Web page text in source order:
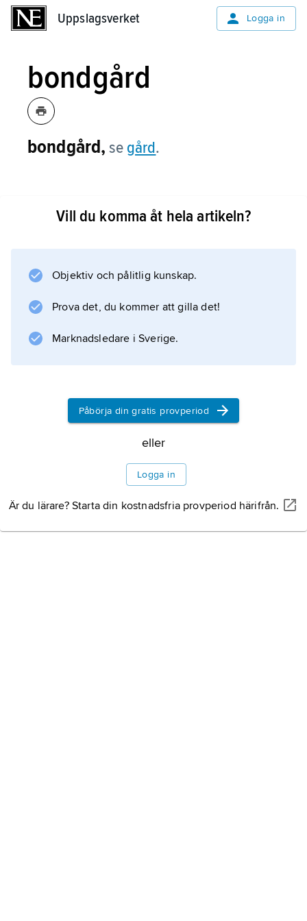
Uppslagsverket Logga in
bondgård
bondgård, se gård.
Vill du komma åt hela artikeln?
Objektiv och pålitlig kunskap.
Prova det, du kommer att gilla det!
Marknadsledare i Sverige.
Påbörja din gratis provperiod
eller
Logga in
Är du lärare? Starta din kostnadsfria provperiod härifrån.